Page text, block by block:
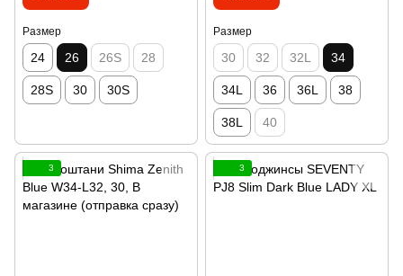
Размер
24 26 26S 28
28S 30 30S
Размер
30 32 32L 34
34L 36 36L 38
38L 40
3 3